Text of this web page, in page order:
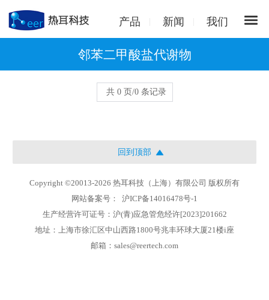
产品 新闻 我们
邻苯二甲酸盐代谢物
共 0 页/0 条记录
回到顶部
Copyright ©20013-2026 热耳科技（上海）有限公司 版权所有
网站备案号：
沪ICP备14016478号-1
生产经营许可证号：沪(青)应急管危经许[2023]201662
地址：上海市徐汇区中山西路1800号兆丰环球大厦21楼i座
邮箱：sales@reertech.com